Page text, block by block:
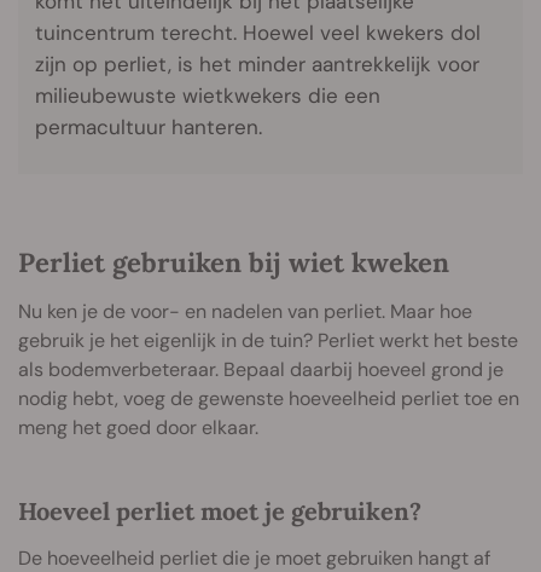
tuincentrum terecht. Hoewel veel kwekers dol
zijn op perliet, is het minder aantrekkelijk voor
milieubewuste wietkwekers die een
permacultuur hanteren.
Perliet gebruiken bij wiet kweken
Nu ken je de voor- en nadelen van perliet. Maar hoe
gebruik je het eigenlijk in de tuin? Perliet werkt het beste
als bodemverbeteraar. Bepaal daarbij hoeveel grond je
nodig hebt, voeg de gewenste hoeveelheid perliet toe en
meng het goed door elkaar.
Hoeveel perliet moet je gebruiken?
De hoeveelheid perliet die je moet gebruiken hangt af